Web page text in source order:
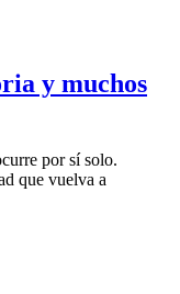
y muchos
por sí solo.
que vuelva a